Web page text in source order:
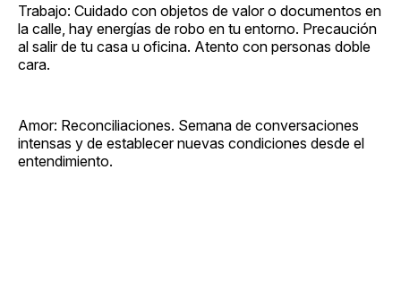
Trabajo: Cuidado con objetos de valor o documentos en
la calle, hay energías de robo en tu entorno. Precaución
al salir de tu casa u oficina. Atento con personas doble
cara.
Amor: Reconciliaciones. Semana de conversaciones
intensas y de establecer nuevas condiciones desde el
entendimiento.